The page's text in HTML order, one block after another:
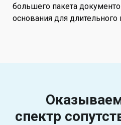
большего пакета
основания для
спектр